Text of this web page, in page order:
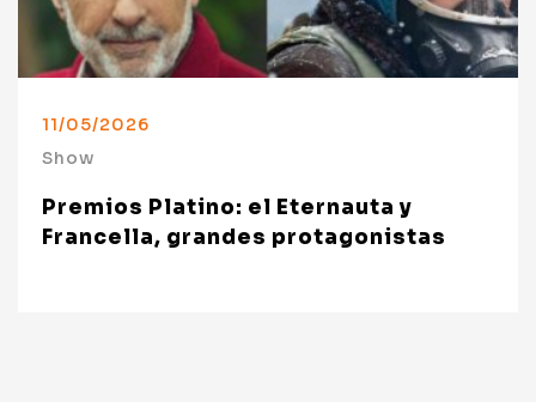
11/05/2026
Show
Premios Platino: el Eternauta y
Francella, grandes protagonistas